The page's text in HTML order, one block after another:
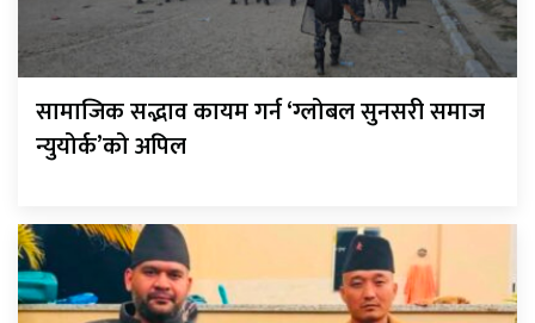
सामाजिक सद्भाव कायम गर्न ‘ग्लोबल सुनसरी समाज
न्युयोर्क’को अपिल